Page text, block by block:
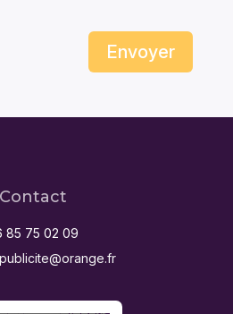
Envoyer
Contact
85 75 02 09